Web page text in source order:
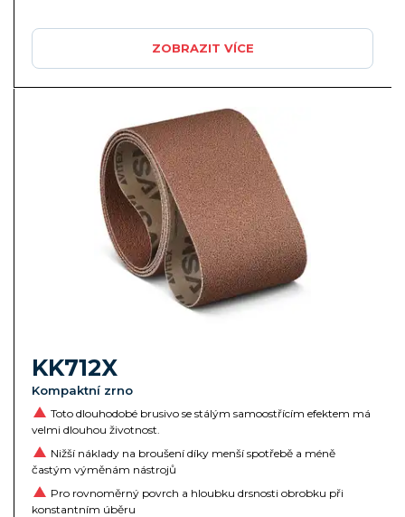
ZOBRAZIT VÍCE
KK712X
Kompaktní zrno
Toto dlouhodobé brusivo se stálým samoostřícím efektem má
velmi dlouhou životnost.
Nižší náklady na broušení díky menší spotřebě a méně
častým výměnám nástrojů
Pro rovnoměrný povrch a hloubku drsnosti obrobku při
konstantním úběru